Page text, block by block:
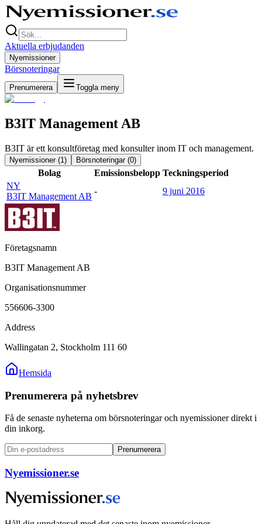
Aktuella erbjudanden
Nyemissioner
Börsnoteringar
Prenumerera Toggla meny
B3IT Management AB
B3IT är ett konsultföretag med konsulter inom IT och management.
Nyemissioner (1 ) Börsnoteringar (0)
Bolag Emissionsbelopp Teckningsperiod
NY
B3IT Management AB
- 9 juni 2016
Företagsnamn
B3IT Management AB
Organisationsnummer
556606-3300
Address
Wallingatan 2, Stockholm 111 60
Hemsida
Prenumerera på nyhetsbrev
Få de senaste nyheterna om börsnoteringar och nyemissioner direkt i
din inkorg.
Prenumerera
Nyemissioner.se